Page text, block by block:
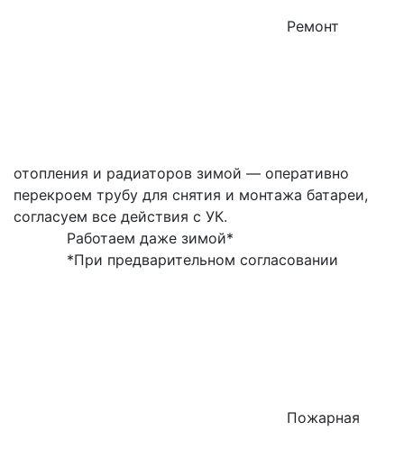
Ремонт
отопления и радиаторов зимой — оперативно
перекроем трубу для снятия и монтажа батареи,
согласуем все действия с УК.
Работаем даже зимой*
*При предварительном согласовании
Пожарная